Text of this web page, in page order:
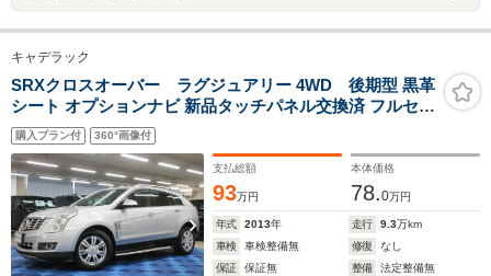
キャデラック
SRXクロスオーバー ラグジュアリー 4WD 後期型 黒革
シート オプションナビ 新品タッチパネル交換済 フルセ
グ Bluetoothオーディオ DVD再生 電動ゲート サイド・
バックカメラ ETC クルコン シートヒーター 障害物ソナ
ー 18インチアルミ タイミングチェーン
購入プラン付 360°画像付
支払総額
93万円
本体価格
78.0万円
年式 2013年 走行 9.3万km
車検
車検整備無 修復
なし
保証
保証無 整備
法定整備無